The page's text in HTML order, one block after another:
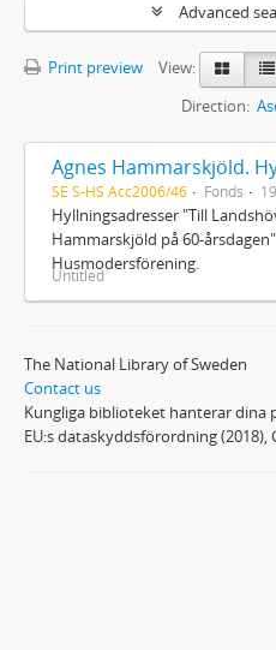
Advanced
Print preview
View:
Direction:
SE S-HS Acc2006/46 Fonds
Hyllningsadresser "Till
Hammarskjöld på 60-
Husmodersförening.
Untitled
The National Library of Sweden
Contact us
Kungliga biblioteket hanterar dina
EU:s dataskyddsförordning (2018),